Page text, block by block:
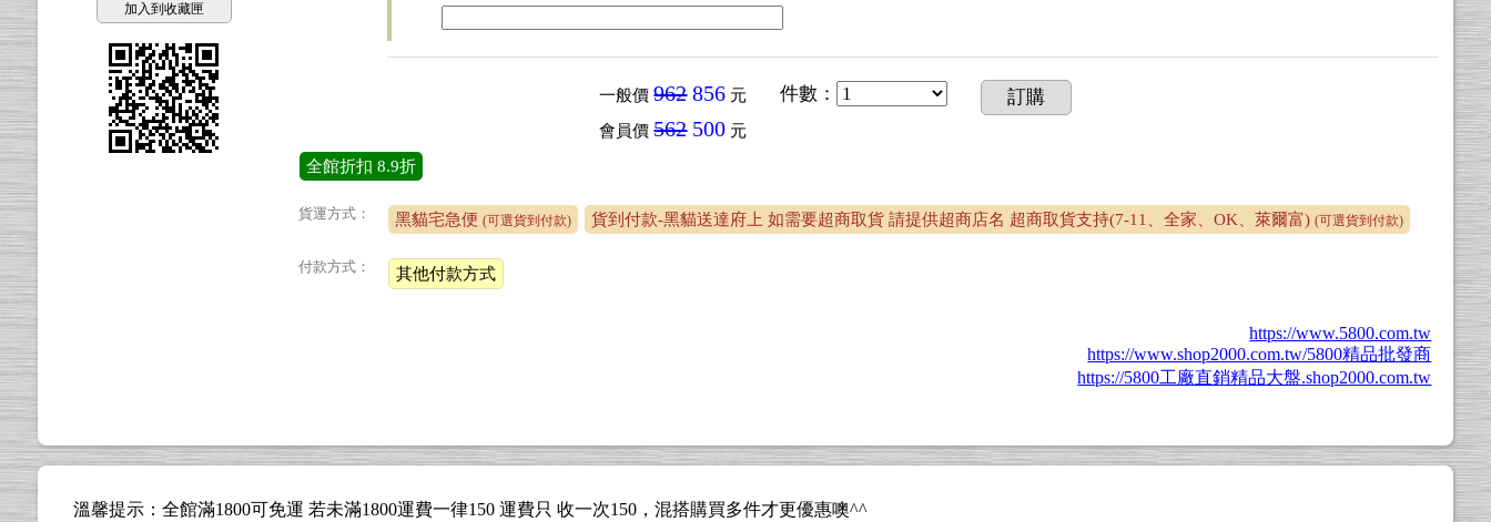
加入到收藏匣
一般價 962856 元
會員價 562500 元
件數 ： 訂購
全館折扣 8.9折
貨運方式： 黑貓宅急便(可選貨到付款) 貨到付款-黑貓送達府上 如需要超商取貨 請提供超商店名 超商取貨支持(7-11、全家、OK、萊爾富)(可選貨到付款)
付款方式： 其他付款方式
https://www.5800.com.tw
https://www.shop2000.com.tw/5800精品批發商
https://5800工廠直銷精品大盤.shop2000.com.tw
溫馨提示：全館滿1800可免運 若未滿1800運費一律150 運費只 收一次150，混搭購買多件才更優惠噢^^